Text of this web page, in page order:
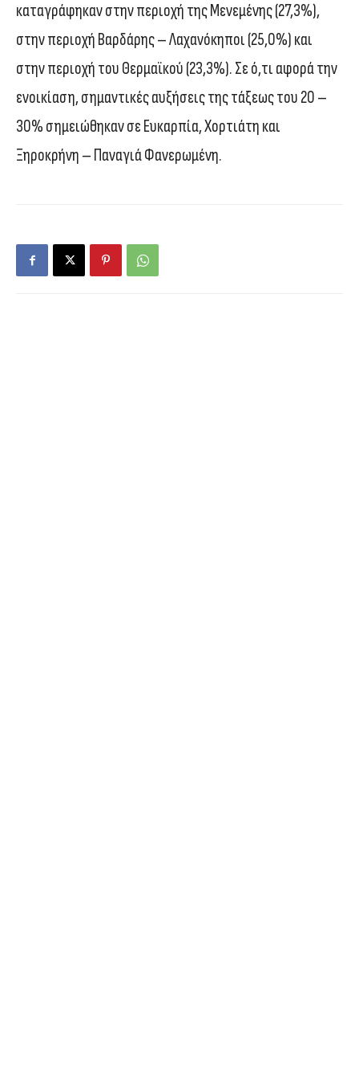
καταγράφηκαν στην περιοχή της Μενεμένης (27,3%),
στην περιοχή Βαρδάρης – Λαχανόκηποι (25,0%) και
στην περιοχή του Θερμαϊκού (23,3%). Σε ό,τι αφορά την
ενοικίαση, σημαντικές αυξήσεις της τάξεως του 20 –
30% σημειώθηκαν σε Ευκαρπία, Χορτιάτη και
Ξηροκρήνη – Παναγιά Φανερωμένη.